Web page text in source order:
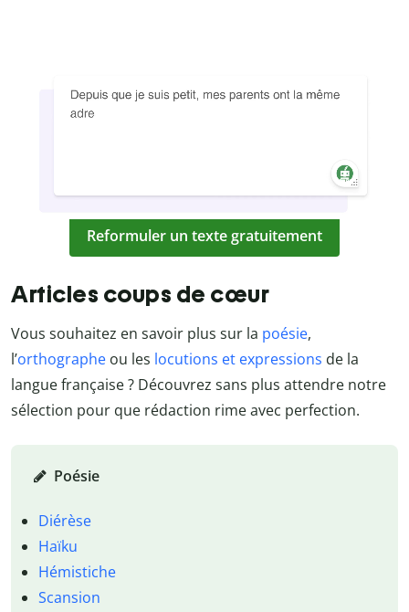
Reformuler un texte gratuitement
Articles coups de cœur
Vous souhaitez en savoir plus sur la poésie,
l’orthographe ou les locutions et expressions de la
langue française ? Découvrez sans plus attendre notre
sélection pour que rédaction rime avec perfection.
Poésie
Diérèse
Haïku
Hémistiche
Scansion